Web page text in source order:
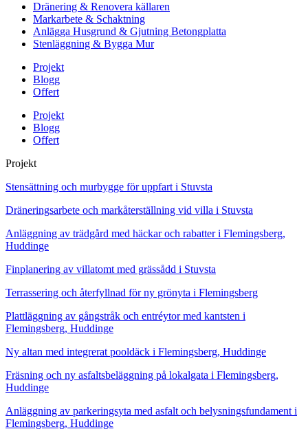
Dränering & Renovera källaren
Markarbete & Schaktning
Anlägga Husgrund & Gjutning Betongplatta
Stenläggning & Bygga Mur
Projekt
Blogg
Offert
Projekt
Blogg
Offert
Projekt
Stensättning och murbygge för uppfart i Stuvsta
Dräneringsarbete och markåterställning vid villa i Stuvsta
Anläggning av trädgård med häckar och rabatter i Flemingsberg,
Huddinge
Finplanering av villatomt med grässådd i Stuvsta
Terrassering och återfyllnad för ny grönyta i Flemingsberg
Plattläggning av gångstråk och entréytor med kantsten i
Flemingsberg, Huddinge
Ny altan med integrerat pooldäck i Flemingsberg, Huddinge
Fräsning och ny asfaltsbeläggning på lokalgata i Flemingsberg,
Huddinge
Anläggning av parkeringsyta med asfalt och belysningsfundament i
Flemingsberg, Huddinge